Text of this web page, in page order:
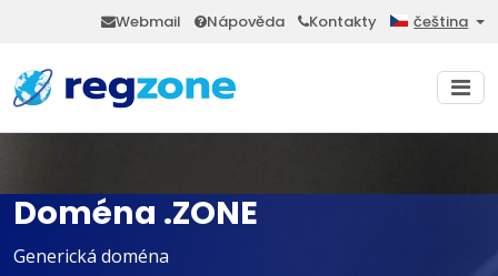
Webmail Nápověda Kontakty čeština
Doména .ZONE
Generická doména